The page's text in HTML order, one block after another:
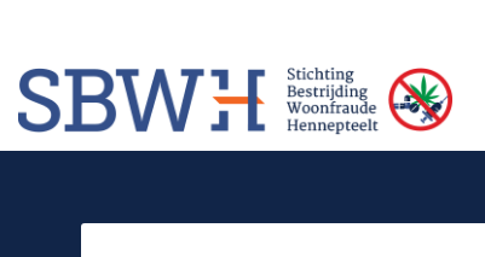
1 Login or create new account.
If you still have problems, please let us know, by